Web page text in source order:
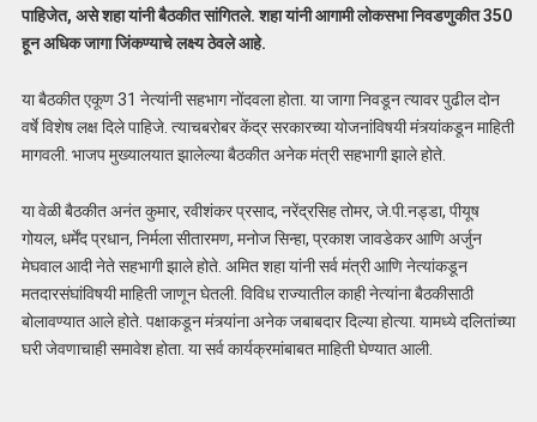
पाहिजेत, असे शहा यांनी बैठकीत सांगितले. शहा यांनी आगामी लोकसभा निवडणुकीत 350
हून अधिक जागा जिंकण्याचे लक्ष्य ठेवले आहे.
या बैठकीत एकूण 31 नेत्यांनी सहभाग नोंदवला होता. या जागा निवडून त्यावर पुढील दोन
वर्षे विशेष लक्ष दिले पाहिजे. त्याचबरोबर केंद्र सरकारच्या योजनांविषयी मंत्र्यांकडून माहिती
मागवली. भाजप मुख्यालयात झालेल्या बैठकीत अनेक मंत्री सहभागी झाले होते.
या वेळी बैठकीत अनंत कुमार, रवीशंकर प्रसाद, नरेंद्रसिह तोमर, जे.पी.नड्डा, पीयूष
गोयल, धर्मेंद प्रधान, निर्मला सीतारमण, मनोज सिन्हा, प्रकाश जावडेकर आणि अर्जुन
मेघवाल आदी नेते सहभागी झाले होते. अमित शहा यांनी सर्व मंत्री आणि नेत्यांकडून
मतदारसंघांविषयी माहिती जाणून घेतली. विविध राज्यातील काही नेत्यांना बैठकीसाठी
बोलावण्यात आले होते. पक्षाकडून मंत्र्यांना अनेक जबाबदार दिल्या होत्या. यामध्ये दलितांच्या
घरी जेवणाचाही समावेश होता. या सर्व कार्यक्रमांबाबत माहिती घेण्यात आली.